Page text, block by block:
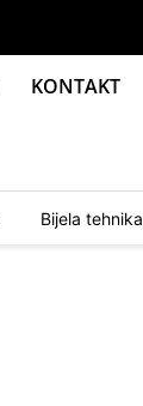
KONTAKT
Bijela tehnika